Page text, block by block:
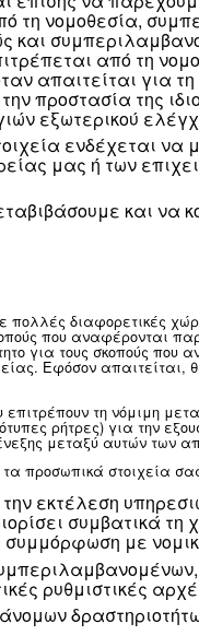
επεξεργασίας
που ισχύει για εσάς
(δηλ.
τρίτα
θα
ενδέχεται
από
καθώς
που
όταν
τρόπο, την
λειτουργιών
της
να